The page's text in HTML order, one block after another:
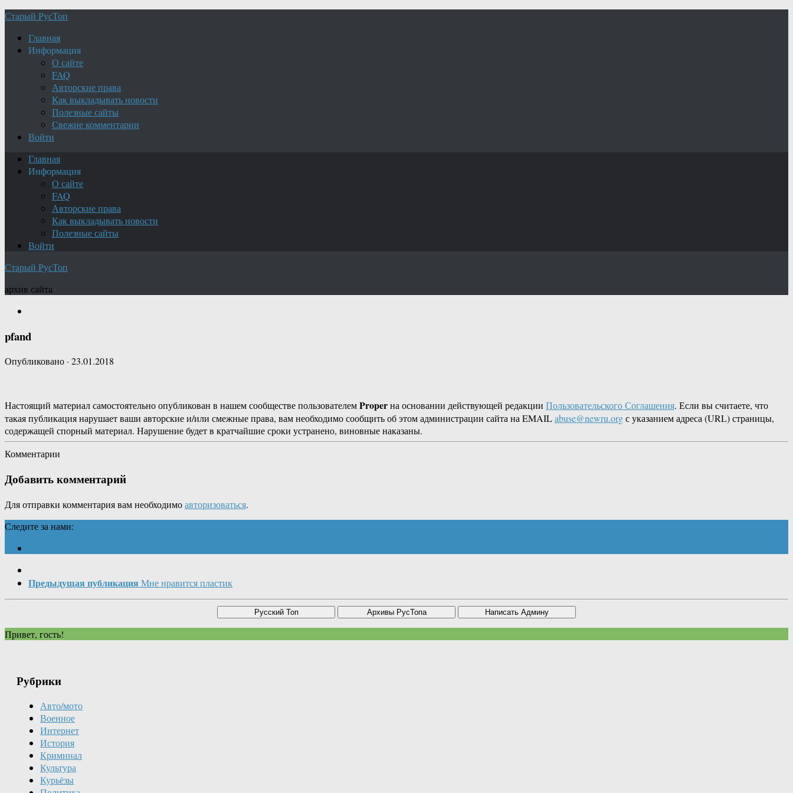
Старый РусТоп
Главная
Информация
О сайте
FAQ
Авторские права
Как выкладывать новости
Полезные сайты
Свежие комментарии
Войти
Главная
Информация
О сайте
FAQ
Авторские права
Как выкладывать новости
Полезные сайты
Войти
Старый РусТоп
архив сайта
pfand
Опубликовано · 23.01.2018
Настоящий материал самостоятельно опубликован в нашем сообществе пользователемProperна основании действующей редакции Пользовательского Соглашения. Если вы считаете, что
такая публикация нарушает ваши авторские и/или смежные права, вам необходимо сообщить об этом администрации сайта на EMAILabuse@newru.orgс указанием адреса (URL) страницы,
содержащей спорный материал. Нарушение будет в кратчайшие сроки устранено, виновные наказаны.
Комментарии
Добавить комментарий
Для отправки комментария вам необходимоавторизоваться.
Следите за нами:
Предыдущая публикация Мне нравится пластик
Привет, гость!
Рубрики
Авто/мото
Военное
Интернет
История
Криминал
Культура
Курьёзы